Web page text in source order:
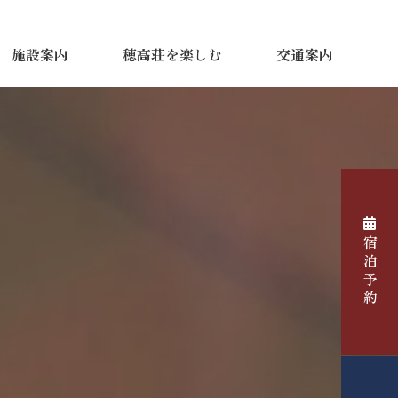
施設案内 穂高荘を楽しむ 交通案内
宿泊予約